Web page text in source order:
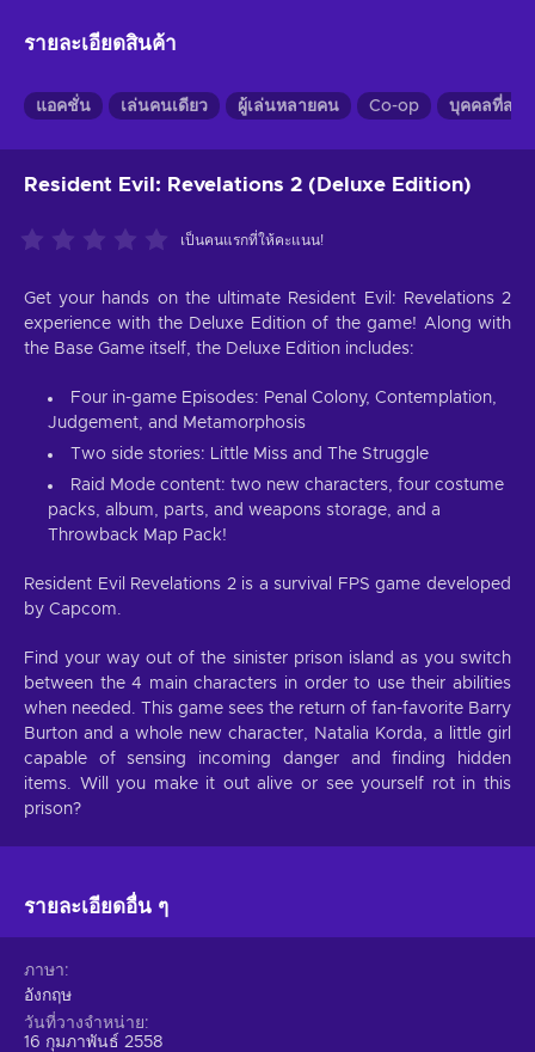
รายละเอียดสินค้า
แอคชั่น เล่นคนเดียว ผู้เล่นหลายคน Co-op บุคคลที่สาม
Resident Evil: Revelations 2 (Deluxe Edition)
เป็นคนแรกที่ให้คะแนน!
Get your hands on the ultimate Resident Evil: Revelations 2
experience with the Deluxe Edition of the game! Along with
the Base Game itself, the Deluxe Edition includes:
Four in-game Episodes: Penal Colony, Contemplation,
Judgement, and Metamorphosis
Two side stories: Little Miss and The Struggle
Raid Mode content: two new characters, four costume
packs, album, parts, and weapons storage, and a
Throwback Map Pack!
Resident Evil Revelations 2 is a survival FPS game developed
by Capcom.
Find your way out of the sinister prison island as you switch
between the 4 main characters in order to use their abilities
when needed. This game sees the return of fan-favorite Barry
Burton and a whole new character, Natalia Korda, a little girl
capable of sensing incoming danger and finding hidden
items. Will you make it out alive or see yourself rot in this
prison?
รายละเอียดอื่น ๆ
ภาษา
อังกฤษ
วันที่วางจำหน่าย
16 กุมภาพันธ์ 2558